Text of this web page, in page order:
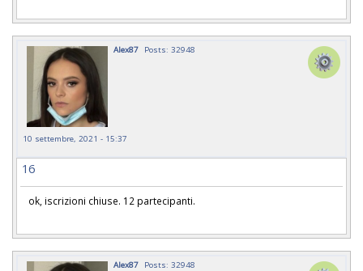
Alex87 Posts: 32948
10 settembre, 2021 - 15:37
16
ok, iscrizioni chiuse. 12 partecipanti.
Alex87 Posts: 32948